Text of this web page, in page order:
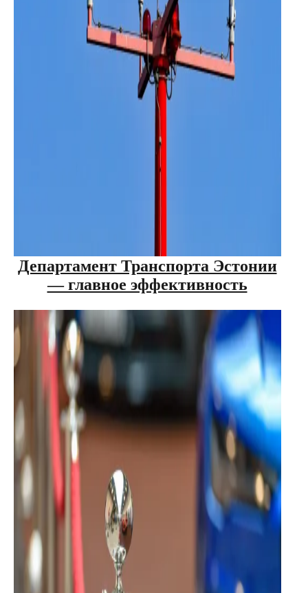
Департамент Транспорта Эстонии
— главное эффективность